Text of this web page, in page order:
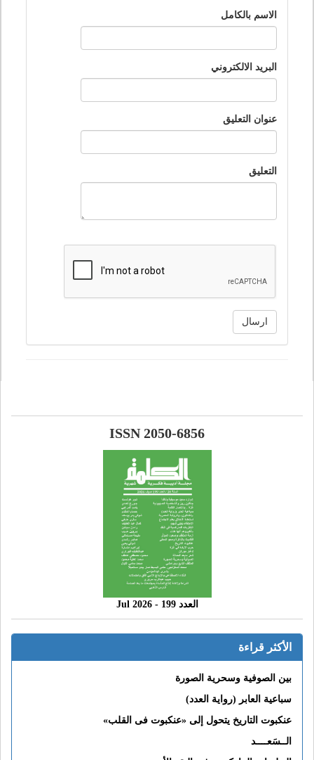
الاسم بالكامل
البريد الالكتروني
عنوان التعليق
التعليق
ارسال
ISSN 2050-6856
العدد 199 - 2026 Jul
الأكثر قراءة
بين الصوفية وسحرية الصورة
سباعية العابر (رواية العدد)
عنكبوت التاريخ يتحول إلى «عنكبوت فى القلب»
الــسَعــــد